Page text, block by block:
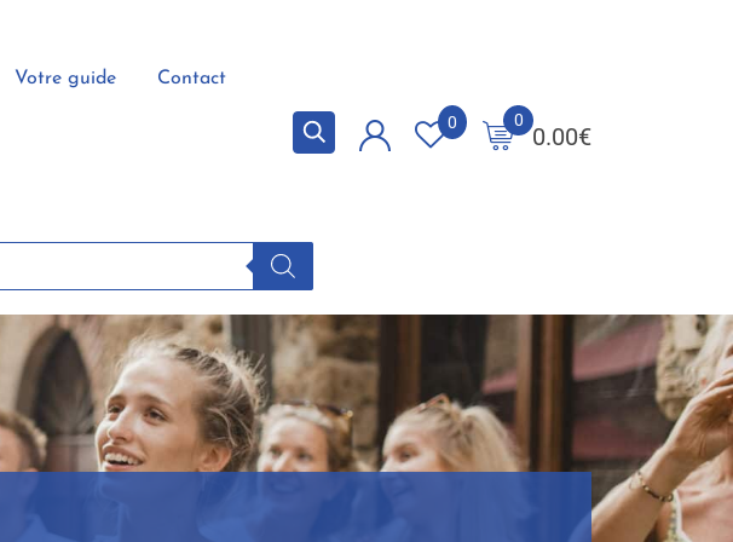
Votre guide Contact
0.00€
0
0